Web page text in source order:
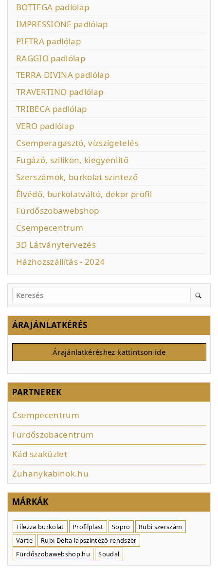
BOTTEGA padlólap
IMPRESSIONE padlólap
PIETRA padlólap
RAGGIO padlólap
TERRA DIVINA padlólap
TRAVERTINO padlólap
TRIBECA padlólap
VERO padlólap
Csemperagasztó, vízszigetelés
Fugázó, szilikon, kiegyenlítő
Szerszámok, burkolat szintező
Élvédő, burkolatváltó, dekor profil
Fürdőszobawebshop
Csempecentrum
3D Látványtervezés
Házhozszállítás - 2024
ÁRAJÁNLATKÉRÉS
Árajánlatkéréshez kattintson ide
PARTNEREK
Csempecentrum
Fürdőszobacentrum
Kád szaküzlet
Zuhanykabinok.hu
MÁRKÁK
Tilezza burkolat Profilplast Sopro
Rubi szerszám
Varte
Rubi Delta lapszíntező rendszer
Fürdőszobawebshop.hu
Soudal